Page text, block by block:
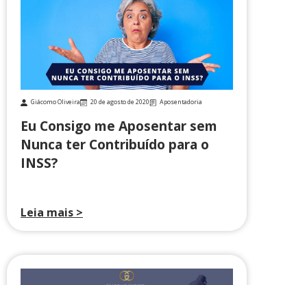
Giácomo Oliveira 20 de agosto de 2020 Aposentadoria
Eu Consigo me Aposentar sem
Nunca ter Contribuído para o
INSS?
Leia mais >